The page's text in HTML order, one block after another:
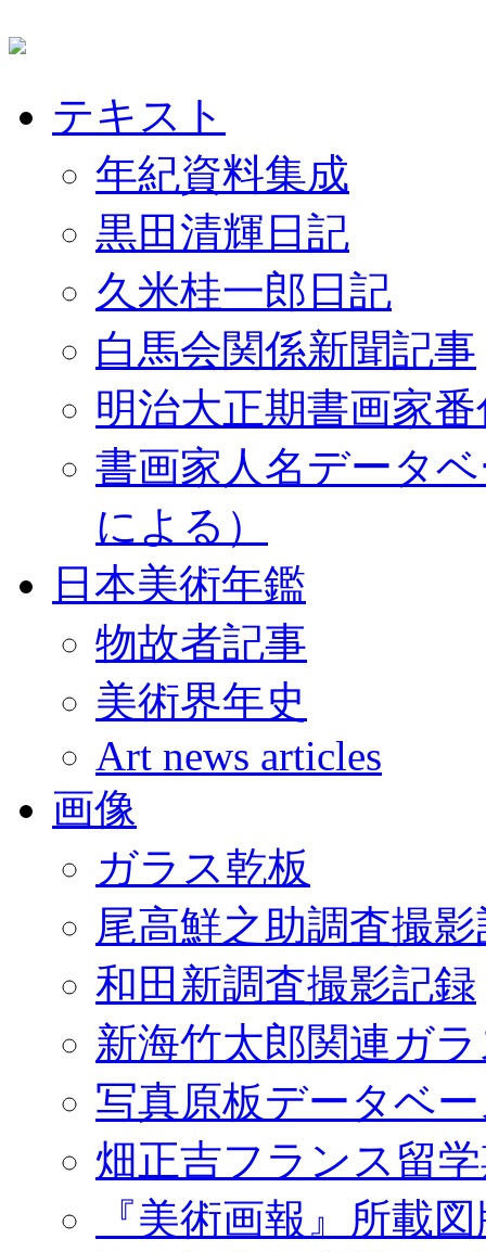
テキスト
年紀資料集成
黒田清輝日記
久米桂一郎日記
白馬会関係新聞記事
明治大正期書画家
書画家人名データ
による）
日本美術年鑑
物故者記事
美術界年史
Art news articles
画像
ガラス乾板
尾高鮮之助調査撮
和田新調査撮影記録
新海竹太郎関連ガ
写真原板データベ
畑正吉フランス留
『美術画報』所載